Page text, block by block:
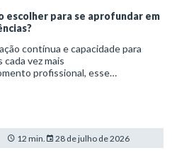
escolher para se aprofundar em
contínua e capacidade para
vez mais
profissional, esse
12 min. 28 de julho de 2026